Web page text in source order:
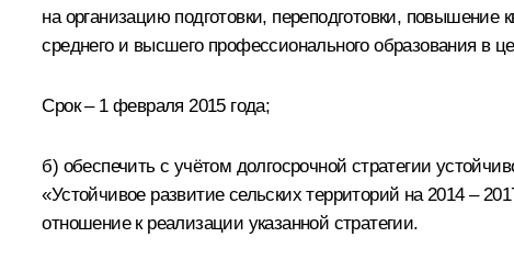
на организацию подготовки, переподготовки,
среднего и высшего профессионального образования в
Срок – 1 февраля 2015 года;
б) обеспечить с учётом долгосрочной стратегии
«Устойчивое развитие сельских территорий на 2014 –
отношение к реализации указанной стратегии.